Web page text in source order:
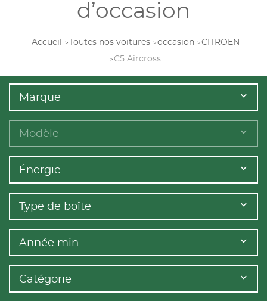
d’occasion
Accueil Toutes nos voitures occasion
CITROEN
C5 Aircross
Marque
Modèle
Énergie
Type de boîte
Année min.
Catégorie